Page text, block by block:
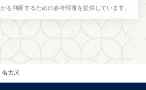
かを判断するための参考情報を提供しています。
名古屋